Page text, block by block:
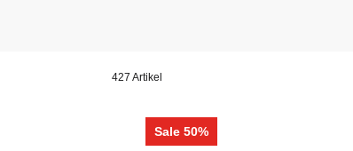
427 Artikel
Sale 50%